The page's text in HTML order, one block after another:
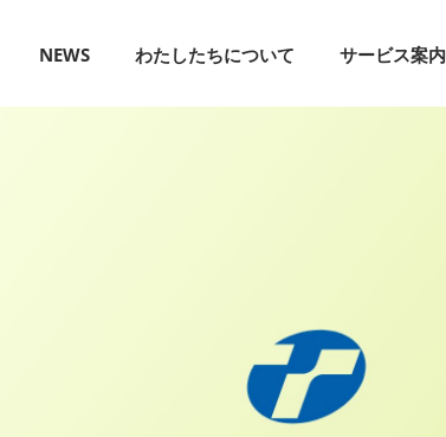
NEWS わたしたちについて サービス案内